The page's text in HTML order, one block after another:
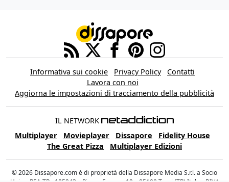
Informativa sui cookie Privacy Policy
Contatti
Lavora con noi
Aggiorna le impostazioni di tracciamento della pubblicità
IL NETWORK
Multiplayer
Movieplayer Dissapore
Fidelity House
The Great Pizza
Multiplayer Edizioni
© 2026 Dissapore.com è di proprietà della Dissapore Media S.r.l. a Socio